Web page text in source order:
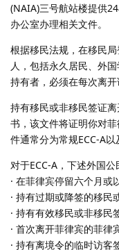
(NAIA)三号航站楼提供
办公室办理相关文件。
根据移民法规，在移民
人，包括永久居民、外
持有者，必须在每次离开
持有移民或非移民签证
书，该文件将证明你对
件通常分为常规ECC-A以
对于ECC-A，下述外国
· 在菲律宾停留六个月或
· 持有过期或降签的移民
· 持有有效移民或非移民
· 首次离开菲律宾的菲律
· 持有离境令的临时访客